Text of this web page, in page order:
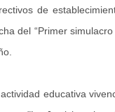
de
del “Primer simulacro
educativa